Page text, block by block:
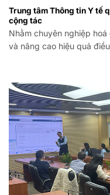
Trung tâm Thông tin Y tế
cộng tác
Nhằm chuyên nghiệp
và nâng cao hiệu quả